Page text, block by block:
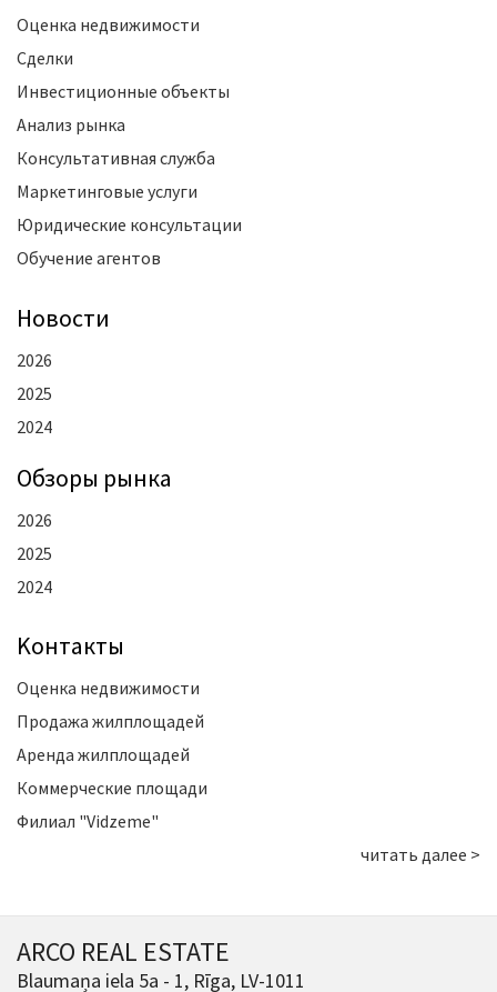
Оценка недвижимости
Сделки
Инвестиционные объекты
Анализ рынка
Консультативная служба
Маркетинговые услуги
Юридические консультации
Обучение агентов
Новости
2026
2025
2024
Oбзоры рынка
2026
2025
2024
Kонтакты
Оценка недвижимости
Продажа жилплощадей
Аренда жилплощадей
Коммерческие площади
Филиал "Vidzeme"
читать далее >
ARCO REAL ESTATE
Blaumaņa iela 5a - 1, Rīga, LV-1011